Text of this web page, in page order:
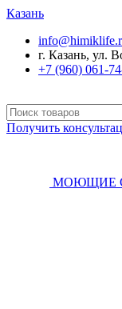
Казань
г. Казань, ул.
+7 (960) 061-
Получить
МОЮЩИЕ